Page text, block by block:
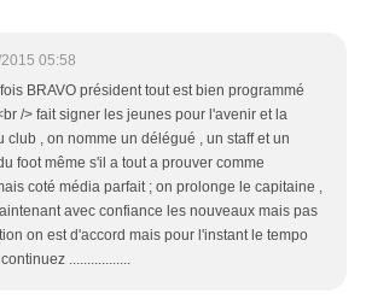
05:58
BRAVO président tout est bien programmé
/> fait signer les jeunes pour l'avenir et la
club , on nomme un délégué , un staff et un
foot même s'il a tout a prouver comme
coté média parfait ; on prolonge le capitaine ,
avec confiance les nouveaux mais pas
on est d'accord mais pour l'instant le tempo
.................